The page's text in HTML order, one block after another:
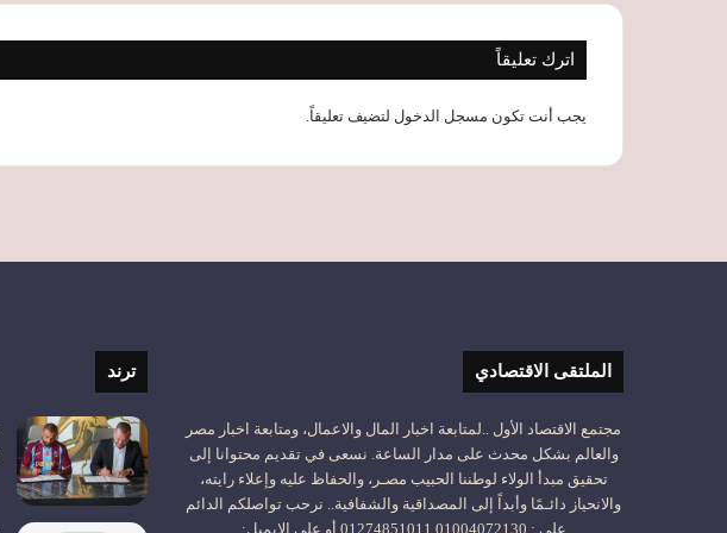
اترك تعليقاً
يجب أنت تكون مسجل الدخول لتضيف تعليقاً.
الملتقى الاقتصادي
مجتمع الاقتصاد الأول ..لمتابعة اخبار المال والاعمال، ومتابعة اخبار مصر
والعالم بشكل محدث على مدار الساعة. نسعى في تقديم محتوانا إلى
تحقيق مبدأ الولاء لوطننا الحبيب مصـر، والحفاظ عليه وإعلاء رايته،
والانحياز دائـمًا وأبداً إلى المصداقية والشفافية.. نرحب تواصلكم الدائم
على : 01004072130 01274851011 أو على الإيميل:
ترند